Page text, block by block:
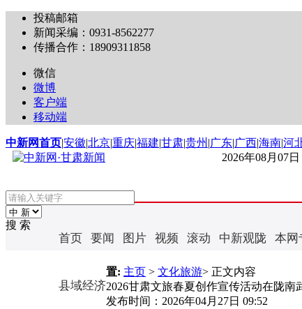
投稿邮箱
新闻采编：0931-8562277
传播合作：18909311858
微信
微博
客户端
移动端
中新网首页|安徽|北京|重庆|福建|甘肃|贵州 |广东|广西|海南|河
2026年08月07
搜 索
首页 要闻 图片 视频 滚动 中新观陇 本网
县域经济
置: 主页 > 文化旅游> 正文内容
2026甘肃文旅春夏创作宣传活动在陇南
发布时间： 2026年04月27日 09:52